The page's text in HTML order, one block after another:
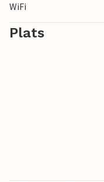
WiFi
Plats